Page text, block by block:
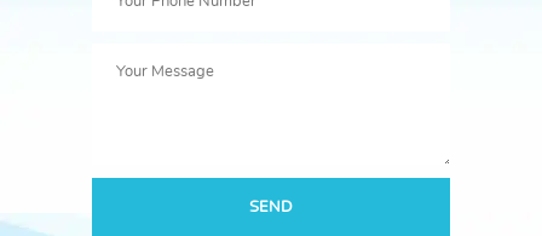
SEND